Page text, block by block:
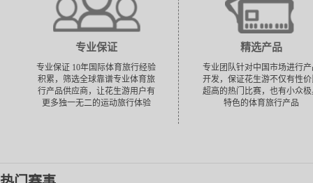
专业保证
专业保证 10年国际体育旅行经验
积累，筛选全球靠谱专业体育旅
行产品供应商，让花生游用户有
更多独一无二的运动旅行体验
精选产品
专业团队针对中国市场进行产
开发，保证花生游不仅有性价
超高的热门比赛，也有小众极
特色的体育旅行产品